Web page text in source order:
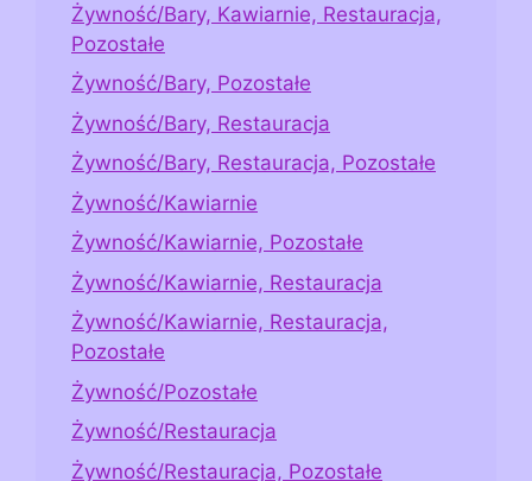
Żywność/Bary, Kawiarnie, Restauracja,
Pozostałe
Żywność/Bary, Pozostałe
Żywność/Bary, Restauracja
Żywność/Bary, Restauracja, Pozostałe
Żywność/Kawiarnie
Żywność/Kawiarnie, Pozostałe
Żywność/Kawiarnie, Restauracja
Żywność/Kawiarnie, Restauracja,
Pozostałe
Żywność/Pozostałe
Żywność/Restauracja
Żywność/Restauracja, Pozostałe